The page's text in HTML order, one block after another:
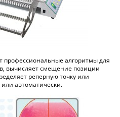
профессиональные алгоритмы для
вычисляет смещение позиции
реперную точку или
автоматически.